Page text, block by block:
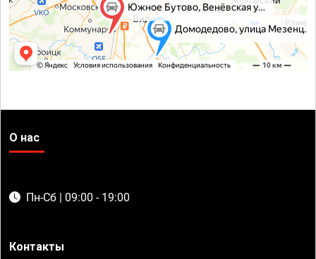
О нас
Пн-Сб | 09:00 - 19:00
Контакты